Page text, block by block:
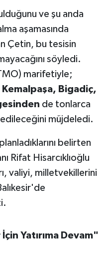
ve şu anda
aşamasında
Çetin, bu tesisin
söyledi.
marifetiyle;
Bigadiç,
de tonlarca
müjdeledi.
belirten
Rifat Hisarcıklıoğlu
valiyi, milletvekillerini
Yatırıma Devam"